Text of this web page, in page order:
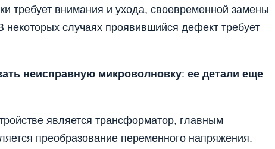
требует внимания и ухода, своевременной замены
случаях проявившийся дефект требует
неисправную микроволновку: ее детали еще
является трансформатор, главным
преобразование переменного напряжения.